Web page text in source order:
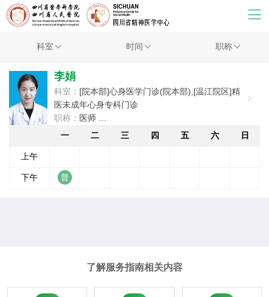
科室 时间 职称
李娟
科室： [院本部]心身医学门诊(院本部),[温江院区]精
医未成年心身专科门诊
职称： 医师
常见焦虑障碍、抑郁..
一 二 三 四 五 六 日
上午
下午
了解服务指南相关内容